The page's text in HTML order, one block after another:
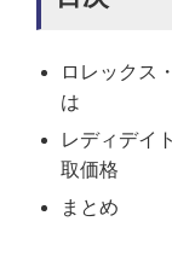
ロレックス
は
レディデイ
取価格
まとめ